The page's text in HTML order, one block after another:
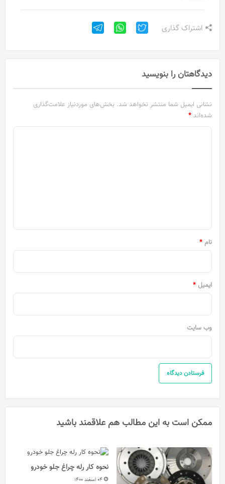
اشتراک گذاری
دیدگاهتان را بنویسید
نشانی ایمیل شما منتشر نخواهد شد. بخش‌های موردنیاز علامت‌گذاری
شده‌اند *
نام *
ایمیل *
وب‌ سایت
ممکن است به این مطالب هم علاقمند باشید
نحوه کار رله چراغ جلو خودرو
04 اسفند 1400